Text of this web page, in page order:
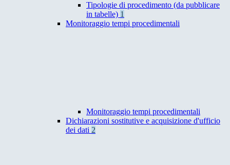
Tipologie di procedimento (da pubblicare
in tabelle) 1
Monitoraggio tempi procedimentali
Monitoraggio tempi procedimentali
Dichiarazioni sostitutive e acquisizione d'ufficio
dei dati 2